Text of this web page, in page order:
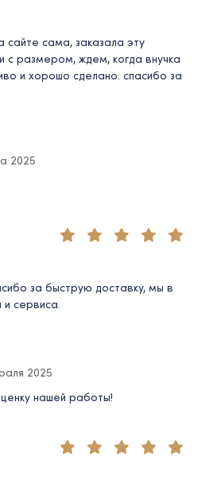
сайте сама, заказала эту
с размером, ждем, когда внучка
и хорошо сделано. спасибо за
2025
за быструю доставку, мы в
сервиса.
2025
нашей работы!